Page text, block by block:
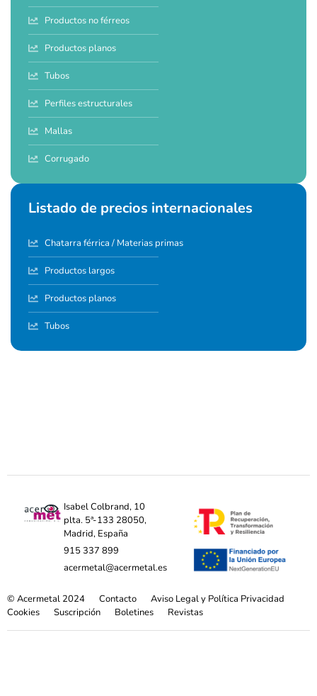
Productos no férreos
Productos planos
Tubos
Perfiles estructurales
Mallas
Corrugado
Listado de precios internacionales
Chatarra férrica / Materias primas
Productos largos
Productos planos
Tubos
Isabel Colbrand, 10
plta. 5ª-133 28050,
Madrid, España
915 337 899
acermetal@acermetal.es
© Acermetal 2024 Contacto
Aviso Legal y Política Privacidad
Cookies
Suscripción Boletines Revistas